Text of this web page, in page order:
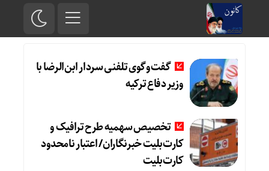
گفت‌وگوی تلفنی سردار ابن‌الرضا با
وزیر دفاع ترکیه
تخصیص سهمیه طرح ترافیک و
کارت‌بلیت خبرنگاران/ اعتبار نامحدود
کارت‌بلیت